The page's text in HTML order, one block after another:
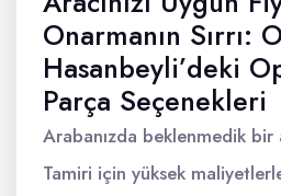
Onarmanın Sırrı:
Hasanbeyli’deki
Parça Seçenekleri
Arabanızda beklenmedik bir
Tamiri için yüksek maliyetlerle